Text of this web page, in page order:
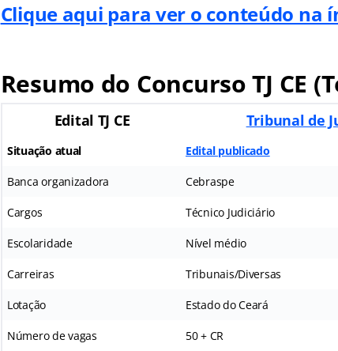
Clique aqui para ver o conteúdo na
Resumo do Concurso TJ CE
Edital TJ CE Tribunal de
Situação atual Edital publicado
Banca organizadora Cebraspe
Cargos Técnico Judiciário
Escolaridade Nível médio
Carreiras Tribunais/Diversas
Lotação Estado do Ceará
Número de vagas 50 + CR